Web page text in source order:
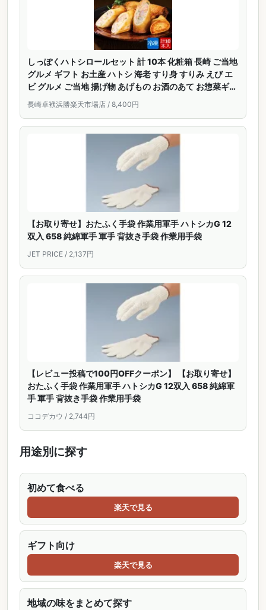
しっぽくハトシロールセット 計 10本 化粧箱 長崎 ご当地
グルメ ギフト お土産 ハトシ 海老 すり身 すりみ えび エ
ビ グルメ ご当地 揚げ物 あげもの お酒のあて お惣菜ギフ
ト 冷凍 個包装 おやつ 高級 おつまみ チーズ 郷土料理 プ
レゼント 贈り物
長崎卓袱浜勝楽天市場店 / 8,400円
【お取り寄せ】おたふく手袋 作業用軍手 ハトシカG 12
双入 658 純綿軍手 軍手 背抜き手袋 作業用手袋
JET PRICE / 2,137円
【レビュー投稿で100円OFFクーポン】 【お取り寄せ】
おたふく手袋 作業用軍手 ハトシカG 12双入 658 純綿軍
手 軍手 背抜き手袋 作業用手袋
ココデカウ / 2,744円
用途別に探す
初めて食べる
楽天で見る
ギフト向け
楽天で見る
地域の味をまとめて探す